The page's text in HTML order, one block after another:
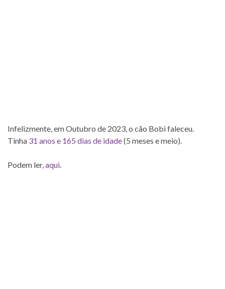
Infelizmente, em Outubro de 2023, o cão Bobi faleceu.
Tinha 31 anos e 165 dias de idade(5 meses e meio).
Podem ler, aqui